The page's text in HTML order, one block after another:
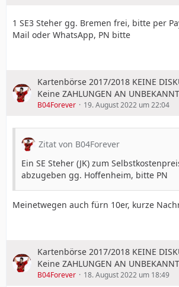
1 SE3 Steher gg. Bremen frei, bitte per
Mail oder WhatsApp, PN bitte
Kartenbörse 2017/2018 KEINE
Keine ZAHLUNGEN AN
B04Forever 19. August 2022 um 22:04
Zitat von B04Forever
Ein SE Steher (JK) zum
abzugeben gg. Hoffenheim, bitte PN
Meinetwegen auch fürn 10er, kurze
Kartenbörse 2017/2018 KEINE
Keine ZAHLUNGEN AN
B04Forever 18. August 2022 um 18:49